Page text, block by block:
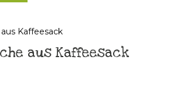
aus Kaffeesack